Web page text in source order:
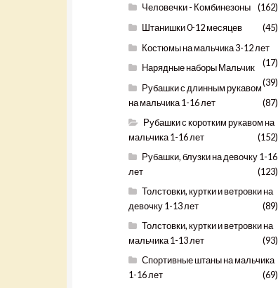
Человечки - Комбинезоны
(162)
Штанишки 0-12 месяцев
(45)
Костюмы на мальчика 3-12 лет
(17)
Нарядные наборы Мальчик
(39)
Рубашки с длинным рукавом
на мальчика 1-16 лет
(87)
Рубашки с коротким рукавом на
мальчика 1-16 лет
(152)
Рубашки, блузки на девочку 1-16
лет
(123)
Толстовки, куртки и ветровки на
девочку 1-13 лет
(89)
Толстовки, куртки и ветровки на
мальчика 1-13 лет
(93)
Спортивные штаны на мальчика
1-16 лет
(69)